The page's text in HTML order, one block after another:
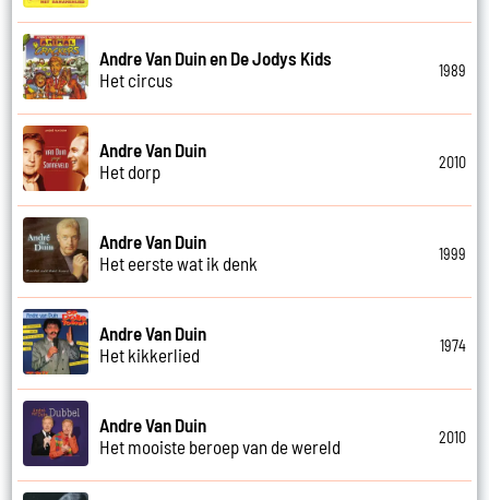
Andre Van Duin en De Jodys Kids
Het circus
1989
Andre Van Duin
Het dorp
2010
Andre Van Duin
Het eerste wat ik denk
1999
Andre Van Duin
Het kikkerlied
1974
Andre Van Duin
Het mooiste beroep van de wereld
2010